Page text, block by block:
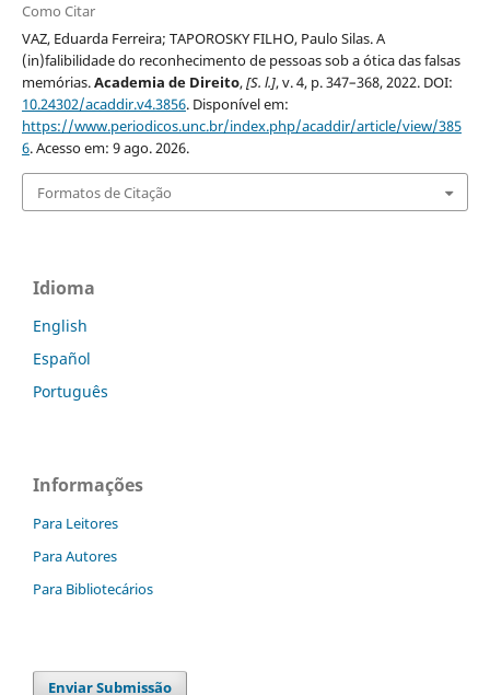
Como Citar
VAZ, Eduarda Ferreira; TAPOROSKY FILHO, Paulo Silas. A
(in)falibilidade do reconhecimento de pessoas sob a ótica das falsas
memórias.Academia de Direito,[S. l.], v. 4, p. 347–368, 2022. DOI:
10.24302/acaddir.v4.3856. Disponível em:
https://www.periodicos.unc.br/index.php/acaddir/article/view/385
6. Acesso em: 9 ago. 2026.
Formatos de Citação
Idioma
English
Español
Português
Informações
Para Leitores
Para Autores
Para Bibliotecários
Enviar Submissão